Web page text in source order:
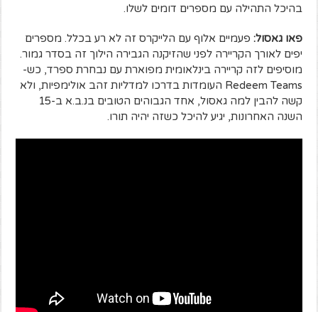
בהיכל התהילה עם מספרים דומים לשלו.
פאו גאסול: פעמיים אלוף עם הלייקרס זה לא רע בכלל. מספרים
יפים לאורך הקריירה לפני שהזיקנה הגבירה הילוך זה בסדר גמור.
מוסיפים לזה קריירה בינלאומית מפוארת עם נבחרת ספרד, כש-
Redeem Teams העומדות בדרכו למדליות זהב אולימפיות, ולא
קשה להבין למה גאסול, אחד הגבוהים הטובים בנ.ב.א ב-15
השנה האחרונות, יגיע להיכל כשזה יהיה תורו.